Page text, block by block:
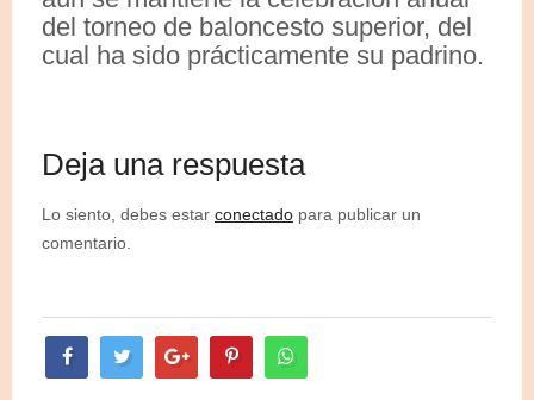
del torneo de baloncesto superior, del
cual ha sido prácticamente su padrino.
Deja una respuesta
Lo siento, debes estar conectado para publicar un
comentario.